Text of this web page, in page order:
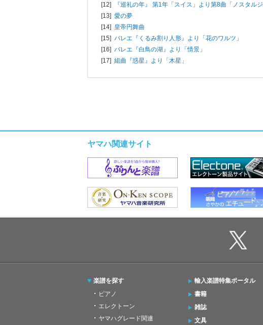
[12]
『巡礼の年』 第1年「スイス」より第8曲「ノスタルジ
[13] 愛の夢
[14] 皇帝円舞曲
[15] バレエ『くるみ割り人形』より「花のワルツ」
[16] バレエ『白鳥の湖』より「情景」
[17] 組曲『惑星』より「木星」
ヤマハ関連サイト
楽譜を探す
ピアノ
エレクトーン
ヤマハグレード関連
輸入楽譜特集ポータル
書籍
雑誌
文具